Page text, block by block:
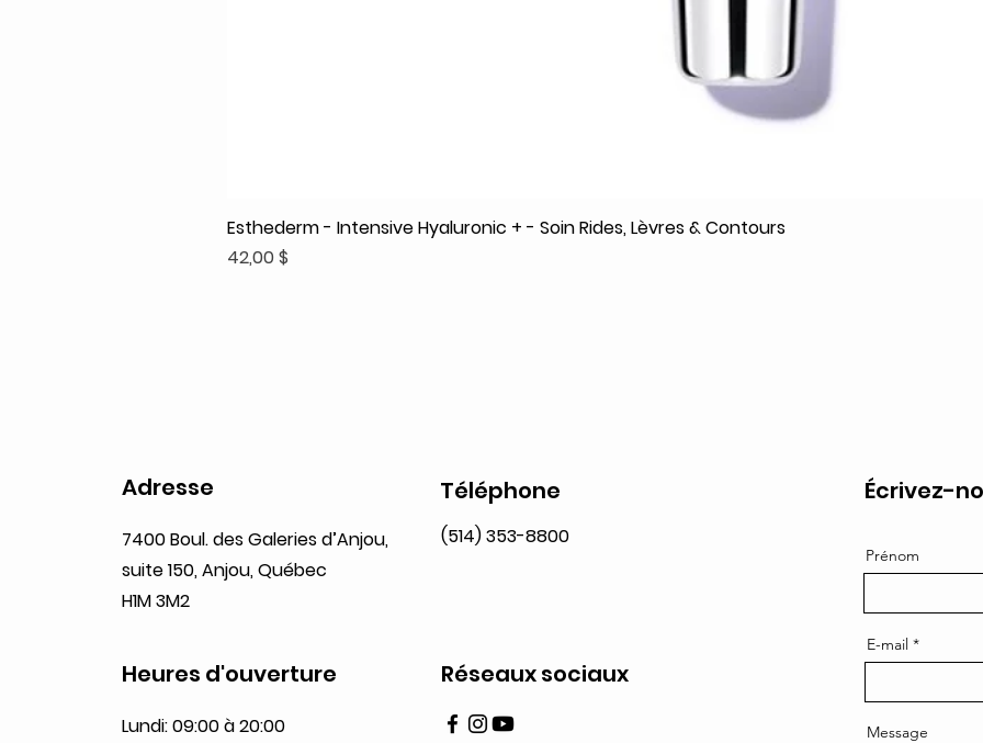
Aperçu rapide
Esthederm - Intensive Hyaluronic + - Soin Rides, Lèvres & Contours
Prix
42,00 $
Adresse
7400 Boul. des Galeries d’Anjou,
suite 150, Anjou, Québec
H1M 3M2
Téléphone
(514) 353-8800
Heures d'ouverture
Lundi: 09:00 à 20:00
Réseaux sociaux
Écrivez-
Prénom
E-mail
Message